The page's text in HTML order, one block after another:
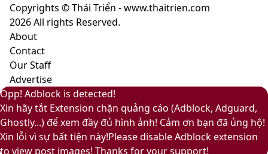
nhã
nhặn
và
ấm
áp
Copyrights © Thái Triển - www.thaitrien.com
2026 All rights Reserved.
About
Contact
Our Staff
Advertise
Facebook
X
LinkedIn
YouTube
Google
Play
Back
to
top
button
Close
Opp! Adblock is detected!
Xin hãy tắt Extension chặn quảng cáo (Adblock, Adguard,
Ghostly...) để xem đầy đủ hình ảnh! Cảm ơn bạn đã ủng hộ!
Xin lỗi vì sự bất tiện này!Please disable Adblock extension
to view post images! Thanks for your support!